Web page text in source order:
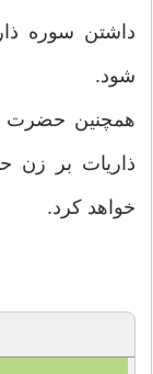
داشتن سوره
شود.
همچنین حضرت
ذاریات بر زن
خواهد کرد.